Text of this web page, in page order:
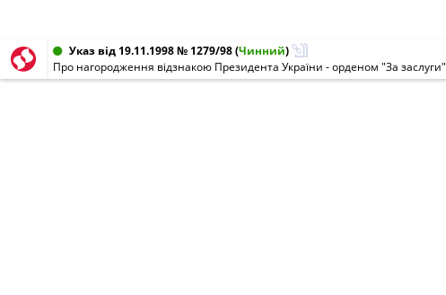
Указ від 19.11.1998 № 1279/98(Чинний)
Про нагородження відзнакою Президента України - орденом "За заслуги"